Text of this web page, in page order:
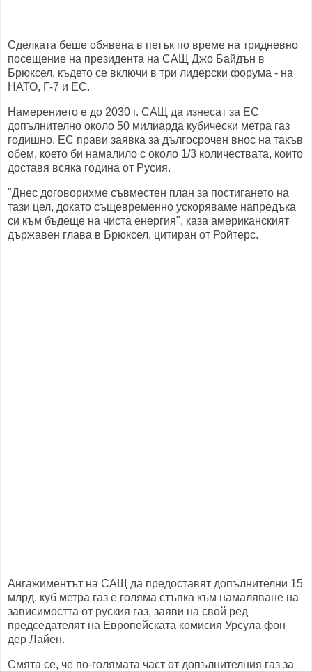
Сделката беше обявена в петък по време на тридневно
посещение на президента на САЩ Джо Байдън в
Брюксел, където се включи в три лидерски форума - на
НАТО, Г-7 и ЕС.
Намерението е до 2030 г. САЩ да изнесат за ЕС
допълнително около 50 милиарда кубически метра газ
годишно. ЕС прави заявка за дългосрочен внос на такъв
обем, което би намалило с около 1/3 количествата, които
доставя всяка година от Русия.
"Днес договорихме съвместен план за постигането на
тази цел, докато същевременно ускоряваме напредъка
си към бъдеще на чиста енергия", каза американският
държавен глава в Брюксел, цитиран от Ройтерс.
Ангажиментът на САЩ да предоставят допълнителни 15
млрд. куб метра газ е голяма стъпка към намаляване на
зависимостта от руския газ, заяви на свой ред
председателят на Европейската комисия Урсула фон
дер Лайен.
Смята се, че по-голямата част от допълнителния газ за